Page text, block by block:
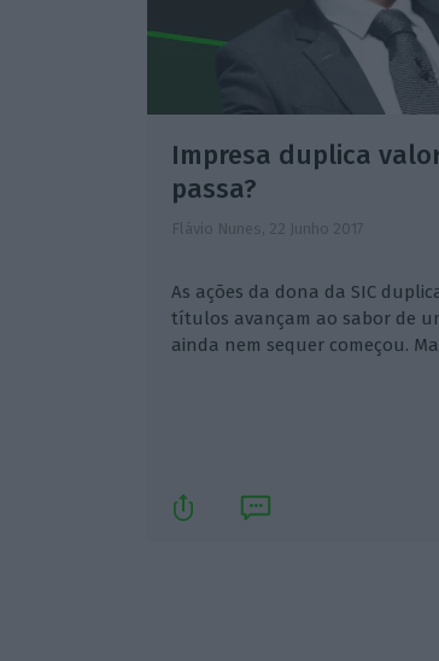
Impresa duplica
passa?
Flávio Nunes, 22 Junho 2017
As ações da dona da SIC
títulos avançam ao sabor de
ainda nem sequer começou.